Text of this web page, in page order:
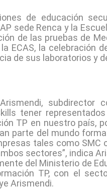
de educación
sede Renca y la
de las pruebas de
ECAS, la celebración
de sus laboratorios y
subdirector
tener
TP en nuestro país,
parte del mundo
tales como SMC
sectores”, indica
del Ministerio de
TP, con el
Arismendi.